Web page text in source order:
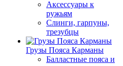
Аксессуары к
ружьям
Слинги, гарпуны,
трезубцы
Грузы Пояса Карманы
Балластные пояса и